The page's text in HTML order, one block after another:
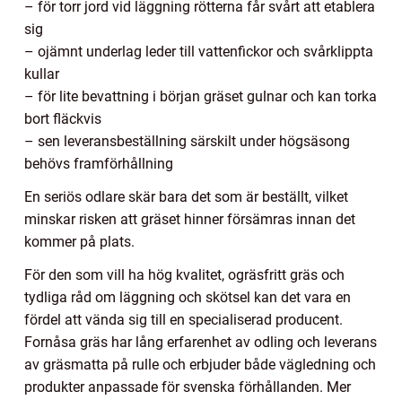
– för torr jord vid läggning rötterna får svårt att etablera
sig
– ojämnt underlag leder till vattenfickor och svårklippta
kullar
– för lite bevattning i början gräset gulnar och kan torka
bort fläckvis
– sen leveransbeställning särskilt under högsäsong
behövs framförhållning
En seriös odlare skär bara det som är beställt, vilket
minskar risken att gräset hinner försämras innan det
kommer på plats.
För den som vill ha hög kvalitet, ogräsfritt gräs och
tydliga råd om läggning och skötsel kan det vara en
fördel att vända sig till en specialiserad producent.
Fornåsa gräs har lång erfarenhet av odling och leverans
av gräsmatta på rulle och erbjuder både vägledning och
produkter anpassade för svenska förhållanden. Mer